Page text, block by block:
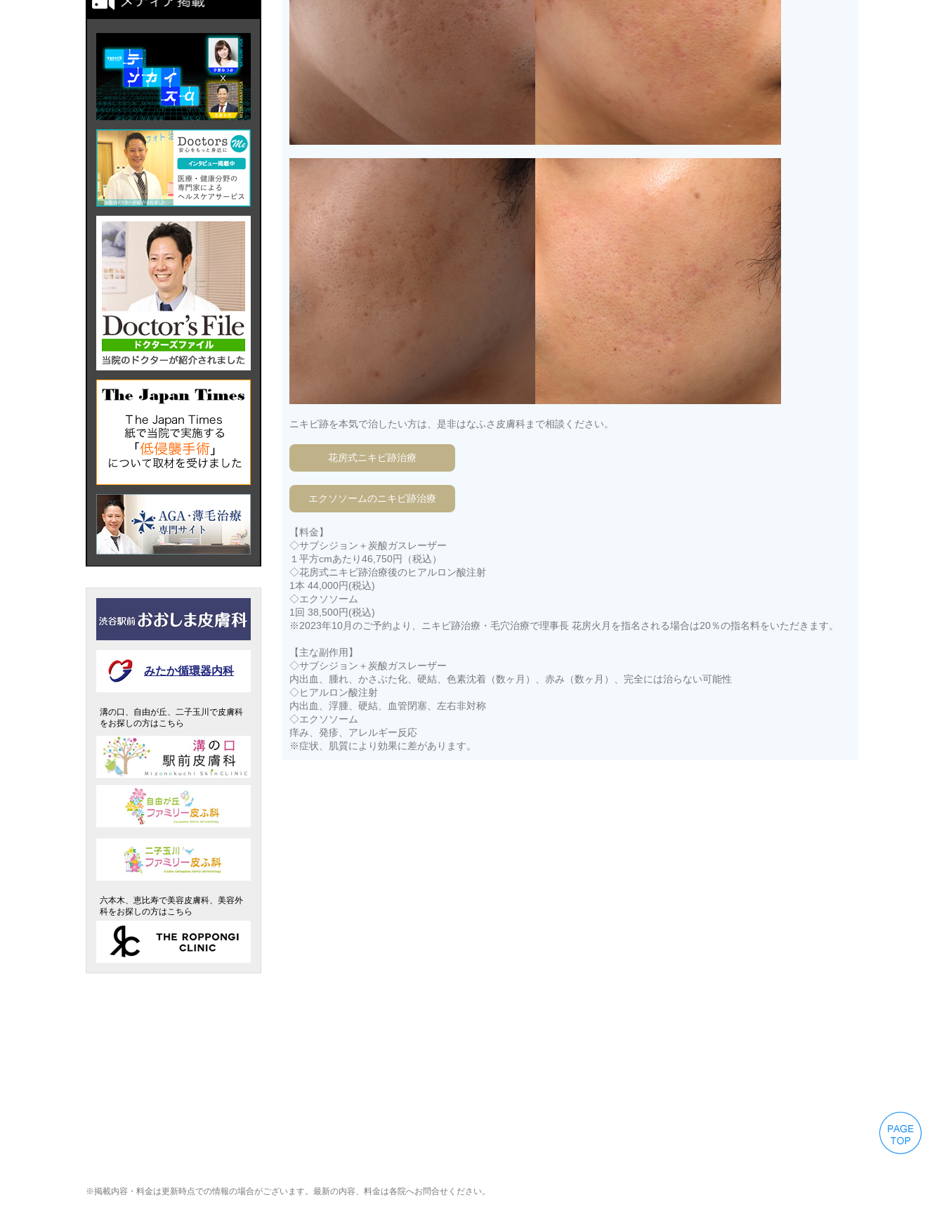
ニキビ跡を本気で治したい方は、是非はなふさ皮膚科まで相談ください。
花房式ニキビ跡治療
エクソソームのニキビ跡治療
【料金】
◇サブシジョン＋炭酸ガスレーザー
１平方cmあたり46,750円（税込）
◇花房式ニキビ跡治療後のヒアルロン酸注射
1本 44,000円(税込)
◇エクソソーム
1回 38,500円(税込)
※2023年10月のご予約より、ニキビ跡治療・毛穴治療で理事長 花房火月を指名される場合は20％の指名料をいただきます。
【主な副作用】
◇サブシジョン＋炭酸ガスレーザー
内出血、腫れ、かさぶた化、硬結、色素沈着（数ヶ月）、赤み（数ヶ月）、完全には治らない可能性
◇ヒアルロン酸注射
内出血、浮腫、硬結、血管閉塞、左右非対称
◇エクソソーム
痒み、発疹、アレルギー反応
※症状、肌質により効果に差があります。
みたか循環器内科
溝の口、自由が丘、二子玉川で皮膚科
をお探しの方はこちら
六本木、恵比寿で美容皮膚科、美容外
科をお探しの方はこちら
※掲載内容・料金は更新時点での情報の場合がございます。最新の内容、料金は各院へお問合せください。